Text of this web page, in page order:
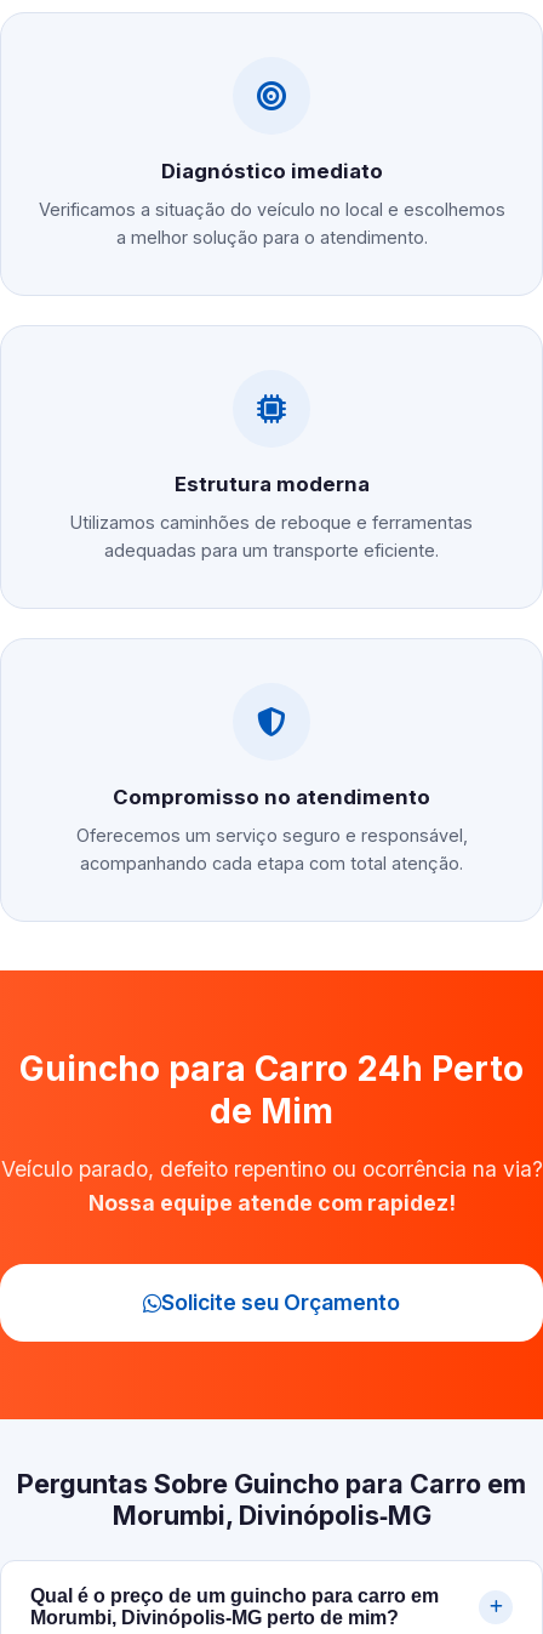
Diagnóstico imediato
Verificamos a situação do veículo no local e escolhemos
a melhor solução para o atendimento.
Estrutura moderna
Utilizamos caminhões de reboque e ferramentas
adequadas para um transporte eficiente.
Compromisso no atendimento
Oferecemos um serviço seguro e responsável,
acompanhando cada etapa com total atenção.
Guincho para Carro 24h Perto
de Mim
Veículo parado, defeito repentino ou ocorrência na via?
Nossa equipe atende com rapidez!
Solicite seu Orçamento
Perguntas Sobre Guincho para Carro em
Morumbi, Divinópolis‑MG
Qual é o preço de um guincho para carro em
Morumbi, Divinópolis‑MG perto de mim?